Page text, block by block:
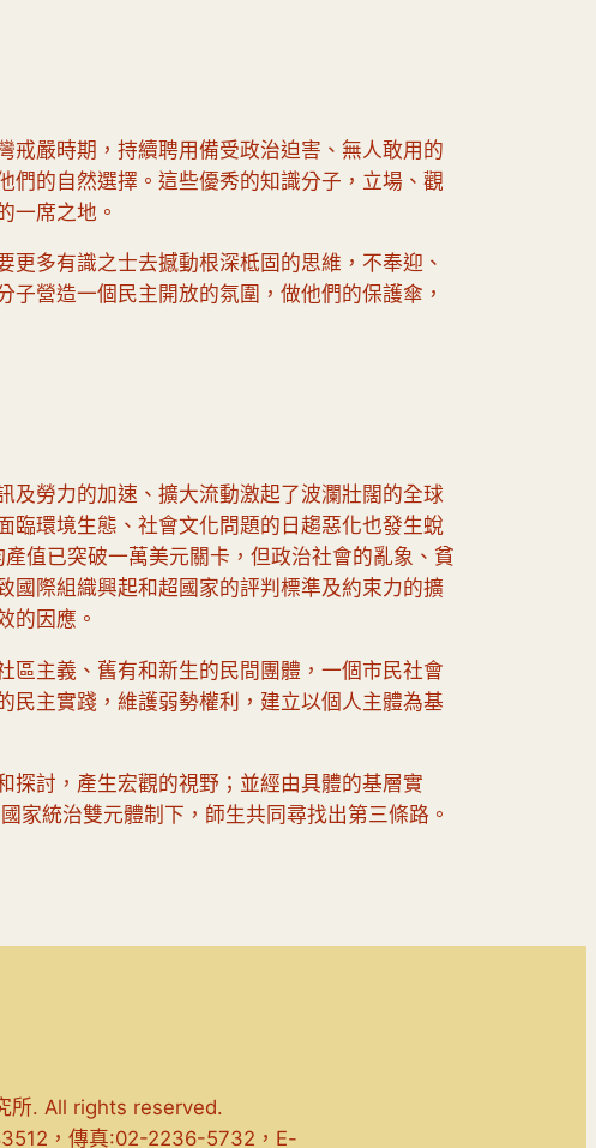
戒嚴時期，持續聘用備受政治迫害、無人敢用的
們的自然選擇。這些優秀的知識分子，立場、觀
一席之地。
多有識之士去撼動根深柢固的思維，不奉迎、
營造一個民主開放的氛圍，做他們的保護傘，
及勞力的加速、擴大流動激起了波瀾壯闊的全球
臨環境生態、社會文化問題的日趨惡化也發生蛻
值已突破一萬美元關卡，但政治社會的亂象、貧
國際組織興起和超國家的評判標準及約束力的擴
的因應。
區主義、舊有和新生的民間團體，一個市民社會
民主實踐，維護弱勢權利，建立以個人主體為基
探討，產生宏觀的視野；並經由具體的基層實
家統治雙元體制下，師生共同尋找出第三條路。
所. All rights reserved.
，傳真:02-2236-5732，E-